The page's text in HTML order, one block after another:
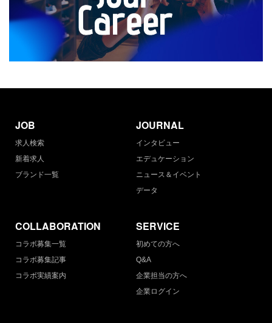
JOB
求人検索
新着求人
ブランド一覧
JOURNAL
インタビュー
エデュケーション
ニュース＆イベント
データ
COLLABORATION
コラボ募集一覧
コラボ募集記事
コラボ実績案内
SERVICE
初めての方へ
Q&A
企業担当の方へ
企業ログイン